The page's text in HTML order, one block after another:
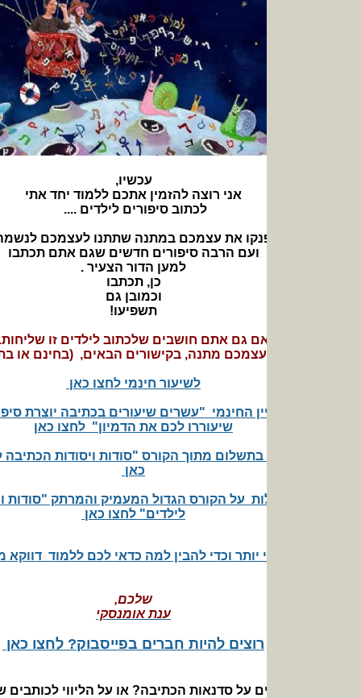
אני רוצה להזמין אתכם ללמוד יחד אתי
לכתוב סיפורים לילדים ....
את עצמכם במתנה שתתנו לעצמכם לנשמה
ועם הרבה סיפורים חדשים שגם אתם תכתבו
למען הדור הצעיר .
גם אתם חושבים שלכתוב לילדים זו שליחות.
בקישורים הבאים,(בחינם או בתשלום)
לשיעור חינמי לחצו כאן
החינמי "עשרים שיעורים בכתיבה יוצרת סיפורים לילדים
שיעוררו לכם את הדמיון" לחצו כאן
בתשלום מתוך הקורס "סודות ויסודות הכתיבה לילדים" לחצו
על הקורס הגדול המעמיק והמרתק "סודות ויסודות הכתיבה
לילדים" לחצו כאן
יותר וכדי להבין למה כדאי לכם ללמוד דווקא ממני לחצו כאן
רוצים להיות חברים בפייסבוק? לחצו כאן
על סדנאות הכתיבה? או על הליווי לכותבים שרוצים לכתוב